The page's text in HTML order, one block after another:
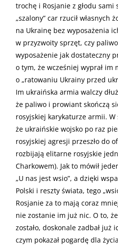
trochę i Rosjanie z głodu
„szalony” car rzucił własnych
na Ukrainę bez wyposażenia
w przyzwoity sprzęt, czy
wyposażenie jak dostateczny
o tym, że wcześniej wyprał im
o „ratowaniu Ukrainy przed
Im ukraińska armia walczy
że paliwo i prowiant skończą
rosyjskiej karykaturze armii. W
że ukraińskie wojsko po raz
rosyjskiej agresji przeszło do
rozbijają elitarne rosyjskie
Charkowem). Jak to mówił
„U nas jest wsio”, a dzięki
Polski i reszty świata, tego
Rosjanie za to mają coraz
nie zostanie im już nic. O to,
zostało, doskonale zadbał już
czym pokazał pogardę dla